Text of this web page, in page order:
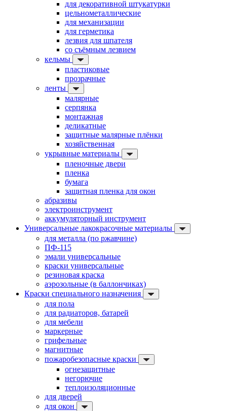
для декоративной штукатурки
цельнометаллические
для механизации
для герметика
лезвия для шпателя
со съёмным лезвием
кельмы
пластиковые
прозрачные
ленты
малярные
серпянка
монтажная
деликатные
защитные малярные плёнки
хозяйственная
укрывные материалы
пленочные двери
пленка
бумага
защитная пленка для окон
абразивы
электроинструмент
аккумуляторный инструмент
Универсальные лакокрасочные материалы
для металла (по ржавчине)
ПФ-115
эмали универсальные
краски универсальные
резиновая краска
аэрозольные (в баллончиках)
Краски специального назначения
для пола
для радиаторов, батарей
для мебели
маркерные
грифельные
магнитные
пожаробезопасные краски
огнезащитные
негорючие
теплоизоляционные
для дверей
для окон